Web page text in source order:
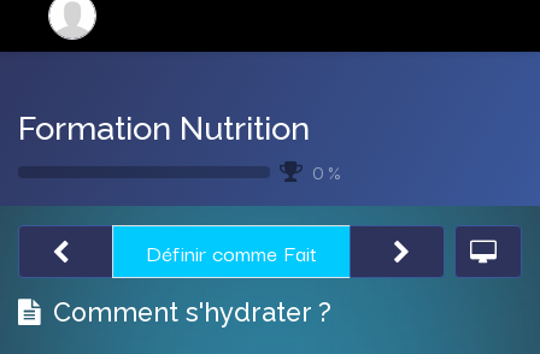
Formation Nutrition
0 %
Comment s'hydrater ?
Définir comme Fait